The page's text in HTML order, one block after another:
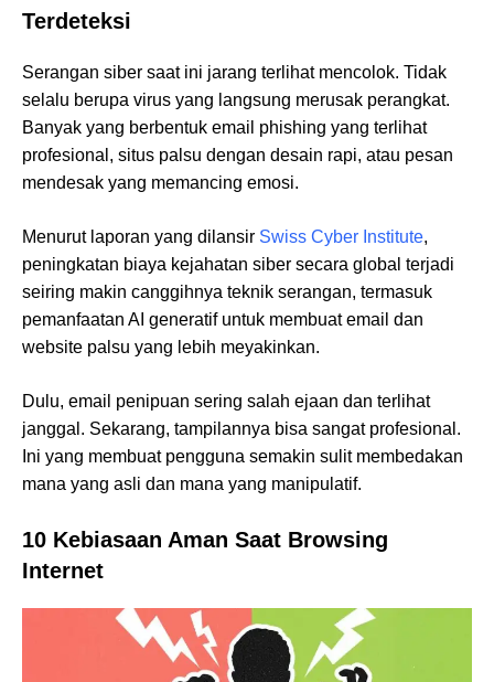
Terdeteksi
Serangan siber saat ini jarang terlihat mencolok. Tidak
selalu berupa virus yang langsung merusak perangkat.
Banyak yang berbentuk email phishing yang terlihat
profesional, situs palsu dengan desain rapi, atau pesan
mendesak yang memancing emosi.
Menurut laporan yang dilansir Swiss Cyber Institute,
peningkatan biaya kejahatan siber secara global terjadi
seiring makin canggihnya teknik serangan, termasuk
pemanfaatan AI generatif untuk membuat email dan
website palsu yang lebih meyakinkan.
Dulu, email penipuan sering salah ejaan dan terlihat
janggal. Sekarang, tampilannya bisa sangat profesional.
Ini yang membuat pengguna semakin sulit membedakan
mana yang asli dan mana yang manipulatif.
10 Kebiasaan Aman Saat Browsing
Internet